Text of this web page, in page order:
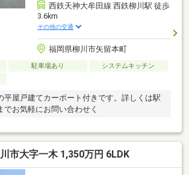
西鉄天神大牟田線 西鉄柳川駅 徒歩
3.6km
その他の交通
福岡県柳川市矢留本町
駐車場あり
システムキッチン
平屋戸建てカーポート付きです。詳しくは駅
お気軽にお問い合わせく
市大字一木 1,350万円 6LDK